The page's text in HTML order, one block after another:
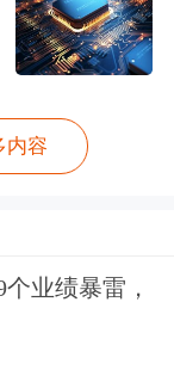
内容
业绩暴雷，